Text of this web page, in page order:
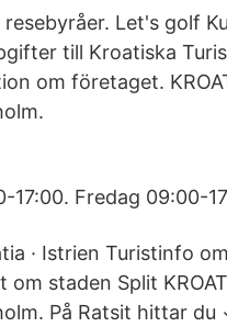
Let's golf
till Kroatiska
om företaget.
17:00. Fredag 09:00-
· Istrien Turistinfo
staden Split
På Ratsit hittar